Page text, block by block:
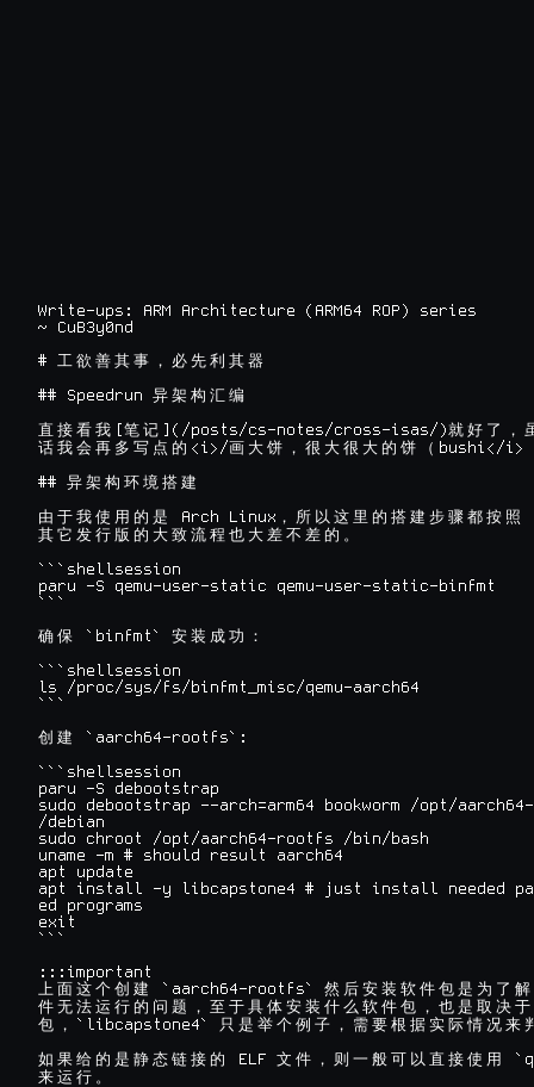
Write-ups: ARM Architecture (ARM64 ROP) series
~ CuB3y0nd
# 工 欲 善 其 事 ， 必 先 利 其 器
## Speedrun 异 架 构 汇 编
直 接 看 我 笔 记 ](/posts/cs-notes/cross-isas/)就 好 了 ，
话 我 会 再 多 写 点 的 <i>/ 画 大 饼 ， 很 大 很 大 的 饼 （ bushi</i>
## 异 架 构 环 境 搭 建
由 于 我 使 用 的 是 Arch Linux ， 所 以 这 里 的 搭 建 步 骤 都 按 照
其 它 发 行 版 的 大 致 流 程 也 大 差 不 差 的 。
```shellsession
paru -S qemu-user-static qemu-user-static-binfmt
```
确 保 `binfmt` 安 装 成 功 ：
```shellsession
ls /proc/sys/fs/binfmt_misc/qemu-aarch64
```
创 建 `aarch64-rootfs`:
```shellsession
paru -S debootstrap
sudo debootstrap --arch=arm64 bookworm /opt/
/debian
sudo chroot /opt/aarch64-rootfs /bin/bash
uname -m # should result aarch64
apt update
apt install -y libcapstone4 # just install needed
ed programs
exit
```
上 面 这 个 创 建 `aarch64-rootfs` 然 后 安 装 软 件 包 是 为 了 解
件 无 法 运 行 的 问 题 ， 至 于 具 体 安 装 什 么 软 件 包 ， 也 是 取 决 于
包
， `libcapstone4` 只 是 举 个 例 子 ， 需 要 根 据 实 际 情 况 来
如 果 给 的 是 静 态 链 接 的 ELF 文 件 ， 则 一 般 可 以 直 接 使 用
来 运 行 。